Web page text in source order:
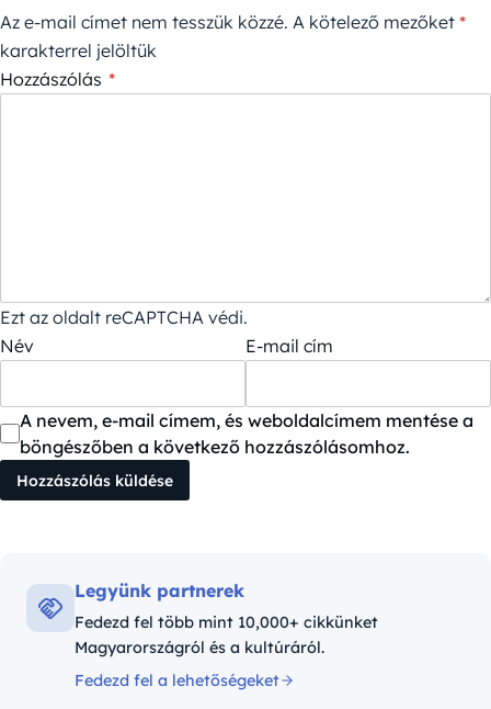
Az e-mail címet nem tesszük közzé. A kötelező mezőket *
karakterrel jelöltük
Hozzászólás *
Ezt az oldalt reCAPTCHA védi.
Név
E-mail cím
A nevem, e-mail címem, és weboldalcímem mentése a
böngészőben a következő hozzászólásomhoz.
Legyünk partnerek
Fedezd fel több mint 10,000+ cikkünket
Magyarországról és a kultúráról.
Fedezd fel a lehetőségeket